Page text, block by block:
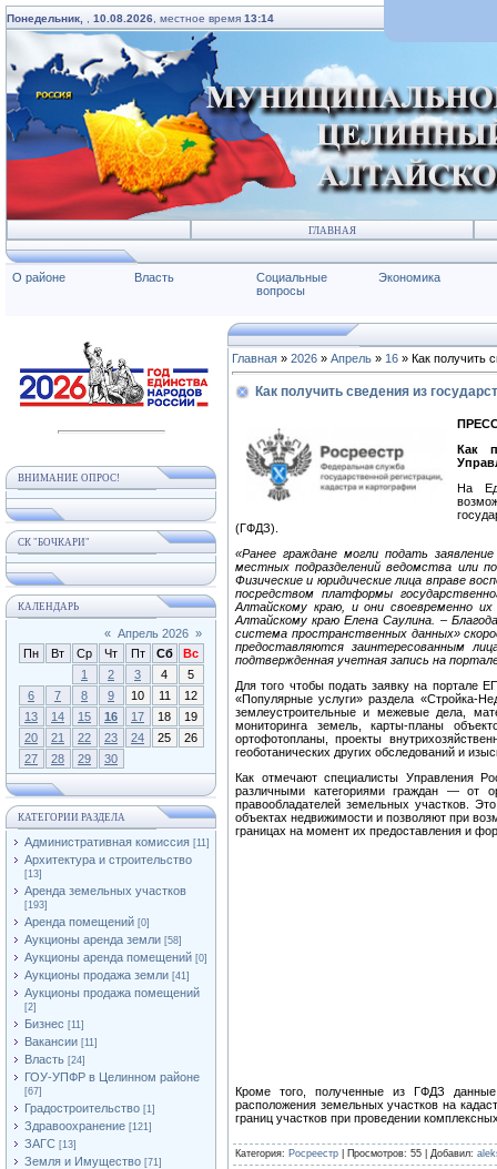
Понедельник, 10.08.2026 , местное время 13:14
ГЛАВНАЯ
О районе Власть
Социальные
вопросы
Экономика
ВНИМАНИЕ ОПРОС!
СК "БОЧКАРИ"
КАЛЕНДАРЬ
« Апрель 2026 »
Пн
Вт Ср Чт Пт Сб
Вс
1
2 3 4
5
6
7 8 9 10 11
12
13
14 15 16 17 18
19
20
21 22 23 24 25
26
27
28 29 30
КАТЕГОРИИ РАЗДЕЛА
Административная комиссия [11]
Архитектура и строительство
[13]
Аренда земельных участков
[193]
Аренда помещений [0]
Аукционы аренда земли [58]
Аукционы аренда помещений [0]
Аукционы продажа земли [41]
Аукционы продажа помещений
[2]
Бизнес [11]
Вакансии [11]
Власть [24]
ГОУ-УПФР в Целинном районе
[67]
Градостроительство [1]
Здравоохранение [121]
ЗАГС [13]
Земля и Имущество [71]
Главная » 2026 » Апрель » 16 » Как получить
Как получить сведения из
Как
На
(ГФДЗ).
«Ранее граждане могли подать
местных подразделений ведомства или
Физические и юридические лица вправе
посредством платформы
Алтайскому краю, и они своевременно
Алтайскому краю Елена Саулина. –
система пространственных данных»
предоставляются заинтересованным
подтвержденная учетная запись на
Для того чтобы подать заявку на портале
«Популярные услуги» раздела
землеустроительные и межевые дела,
мониторинга земель, карты-планы
ортофотопланы, проекты
геоботанических других обследований и
Как отмечают специалисты Управления
различными категориями граждан — от
правообладателей земельных участков.
объектах недвижимости и позволяют при
границах на момент их предоставления и
Кроме того, полученные из ГФДЗ данные
расположения земельных участков на
границ участков при проведении
Категория: Росреестр Просмотров: 55 | Добавил: